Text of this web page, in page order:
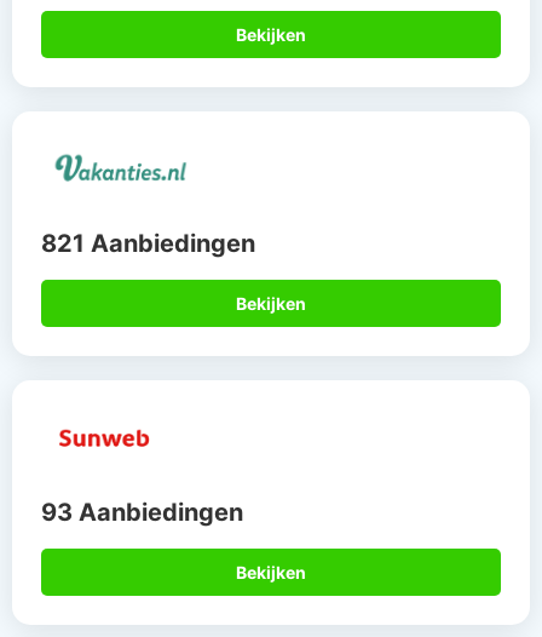
Bekijken
821 Aanbiedingen
Bekijken
93 Aanbiedingen
Bekijken